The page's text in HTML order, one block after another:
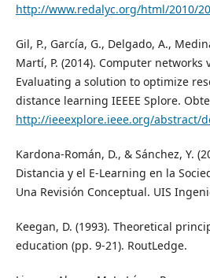
http://www.redalyc.org/html/2010/
Gil, P., García, G., Delgado, A.,
Martí, P. (2014). Computer
Evaluating a solution to optimize
distance learning IEEEE Splore.
http://ieeexplore.ieee.org/abstract/
Kardona-Román, D., & Sánchez, Y.
Distancia y el E-Learning en la
Una Revisión Conceptual. UIS
Keegan, D. (1993). Theoretical
education (pp. 9-21). RoutLedge.